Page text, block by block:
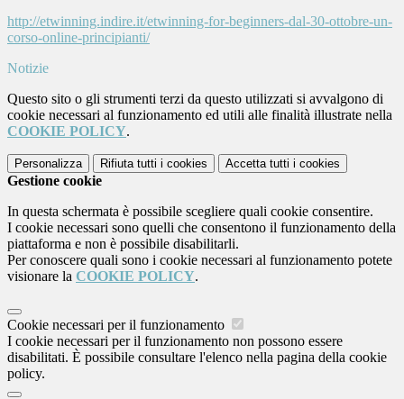
http://etwinning.indire.it/etwinning-for-beginners-dal-30-ottobre-un-
corso-online-principianti/
Notizie
Questo sito o gli strumenti terzi da questo utilizzati si avvalgono di
cookie necessari al funzionamento ed utili alle finalità illustrate nella
COOKIE POLICY.
Personalizza Rifiuta tutti i cookies Accetta tutti i cookies
Gestione cookie
In questa schermata è possibile scegliere quali cookie consentire.
I cookie necessari sono quelli che consentono il funzionamento della
piattaforma e non è possibile disabilitarli.
Per conoscere quali sono i cookie necessari al funzionamento potete
visionare la COOKIE POLICY.
Cookie necessari per il funzionamento
I cookie necessari per il funzionamento non possono essere
disabilitati. È possibile consultare l'elenco nella pagina della cookie
policy.